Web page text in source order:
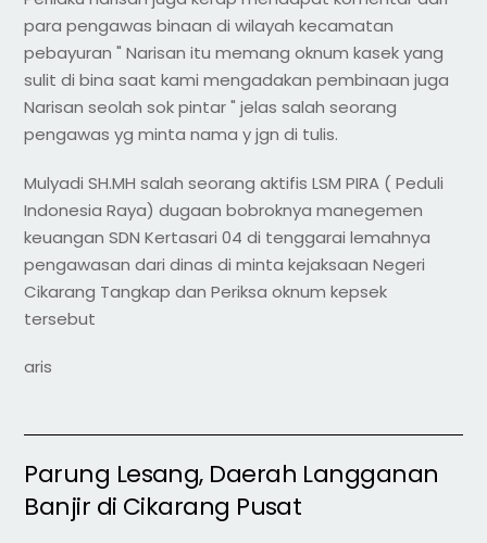
para pengawas binaan di wilayah kecamatan
pebayuran " Narisan itu memang oknum kasek yang
sulit di bina saat kami mengadakan pembinaan juga
Narisan seolah sok pintar " jelas salah seorang
pengawas yg minta nama y jgn di tulis.
Mulyadi SH.MH salah seorang aktifis LSM PIRA ( Peduli
Indonesia Raya) dugaan bobroknya manegemen
keuangan SDN Kertasari 04 di tenggarai lemahnya
pengawasan dari dinas di minta kejaksaan Negeri
Cikarang Tangkap dan Periksa oknum kepsek
tersebut
aris
Parung Lesang, Daerah Langganan
Banjir di Cikarang Pusat